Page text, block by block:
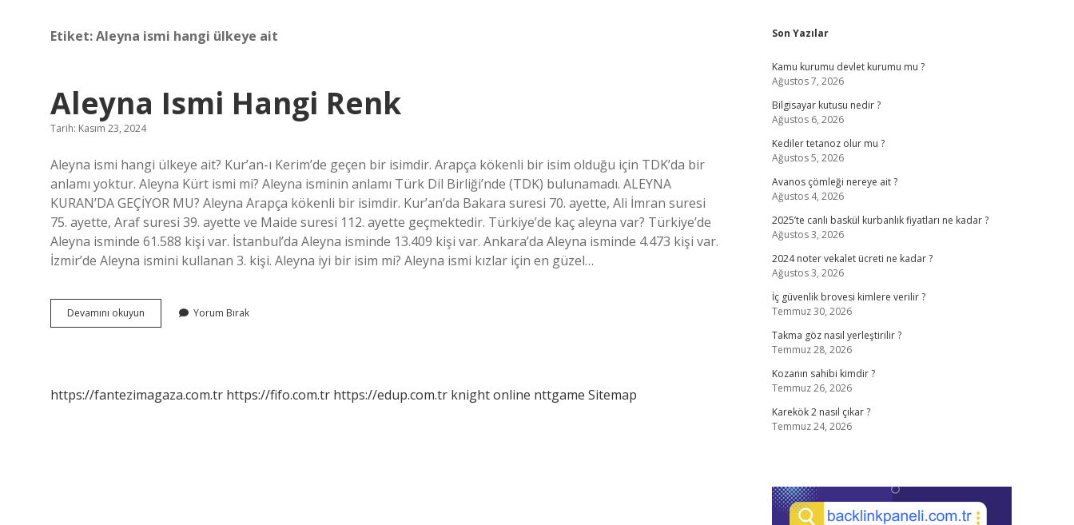
Etiket:Aleyna ismi hangi ülkeye ait
Aleyna Ismi Hangi Renk
Tarih: Kasım 23, 2024
Aleyna ismi hangi ülkeye ait? Kur’an-ı Kerim’de geçen bir isimdir. Arapça kökenli bir isim olduğu için TDK’da bir
anlamı yoktur. Aleyna Kürt ismi mi? Aleyna isminin anlamı Türk Dil Birliği’nde (TDK) bulunamadı. ALEYNA
KURAN’DA GEÇİYOR MU? Aleyna Arapça kökenli bir isimdir. Kur’an’da Bakara suresi 70. ayette, Ali İmran suresi
75. ayette, Araf suresi 39. ayette ve Maide suresi 112. ayette geçmektedir. Türkiye’de kaç aleyna var? Türkiye’de
Aleyna isminde 61.588 kişi var. İstanbul’da Aleyna isminde 13.409 kişi var. Ankara’da Aleyna isminde 4.473 kişi var.
İzmir’de Aleyna ismini kullanan 3. kişi. Aleyna iyi bir isim mi? Aleyna ismi kızlar için en güzel…
Devamını okuyun
Ismi
Yorum Bırak
https://fantezimagaza.com.tr https://fifo.com.tr https://edup.com.tr knight online nttgame Sitemap
Sidebar
Son Yazılar
Kamu kurumu devlet kurumu mu ?
Ağustos 7, 2026
Bilgisayar kutusu nedir ?
Ağustos 6, 2026
Kediler tetanoz olur mu ?
Ağustos 5, 2026
Avanos çömleği nereye ait ?
Ağustos 4, 2026
2025’te canlı baskül kurbanlık fiyatları ne kadar ?
Ağustos 3, 2026
2024 noter vekalet ücreti ne kadar ?
Ağustos 3, 2026
İç güvenlik brovesi kimlere verilir ?
Temmuz 30, 2026
Takma göz nasıl yerleştirilir ?
Temmuz 28, 2026
Kozanın sahibi kimdir ?
Temmuz 26, 2026
Karekök 2 nasıl çıkar ?
Temmuz 24, 2026